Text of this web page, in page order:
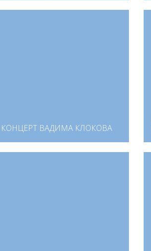
КОНЦЕРТ ВАДИМА КЛОКОВА